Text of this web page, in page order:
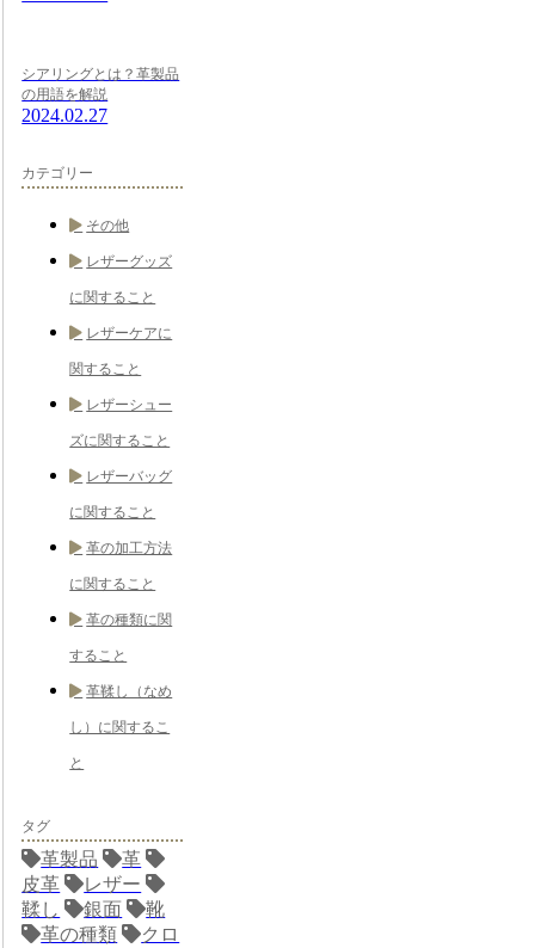
シアリングとは？革製品
の用語を解説
2024.02.27
カテゴリー
その他
レザーグッズ
に関すること
レザーケアに
関すること
レザーシュー
ズに関すること
レザーバッグ
に関すること
革の加工方法
に関すること
革の種類に関
すること
革鞣し（なめ
し）に関するこ
と
タグ
革製品
革
皮革
レザー
鞣し
銀面
靴
革の種類
クロ